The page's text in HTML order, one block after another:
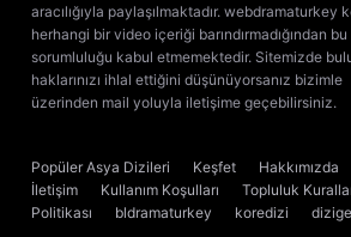
aracılığıyla paylaşılmaktadır. webdramaturkey
herhangi bir video içeriği barındırmadığından
sorumluluğu kabul etmemektedir. Sitemizde
haklarınızı ihlal ettiğini düşünüyorsanız bizimle
üzerinden mail yoluyla iletişime geçebilirsiniz.
Popüler Asya Dizileri Keşfet Hakkımızda
İletişim
Kullanım Koşulları Topluluk
Politikası
bldramaturkey koredizi